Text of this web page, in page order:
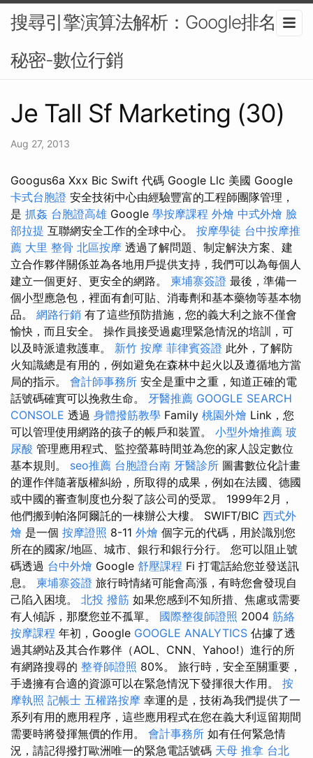
搜尋引擎演算法解析：Google排名的
秘密-數位行銷
Je Tall Sf Marketing (30)
Aug 27, 2013
Googus6a Xxx Bic Swift 代碼 Google Llc 美國 Google
卡式台胞證 安全技術中心由經驗豐富的工程師團隊管理，
是 抓姦 台胞證高雄 Google 學按摩課程 外燴 中式外燴 臉
部拉提 互聯網安全工作的全球中心。 按摩學徒 台中按摩推
薦 大里 整骨 北區按摩 透過了解問題、制定解決方案、建
立合作夥伴關係並為各地用戶提供支持，我們可以為每個人
建立一個更好、更安全的網路。 柬埔寨簽證 最後，準備一
個小型應急包，裡面有創可貼、消毒劑和基本藥物等基本物
品。 網路行銷 有了這些預防措施，您的義大利之旅不僅會
愉快，而且安全。 操作員接受過處理緊急情況的培訓，可
以及時派遣救護車。 新竹 按摩 菲律賓簽證 此外，了解防
火知識總是有用的，例如避免在森林中起火以及遵循地方當
局的指示。 會計師事務所 安全是重中之重，知道正確的電
話號碼確實可以挽救生命。 牙醫推薦 GOOGLE SEARCH
CONSOLE 透過 身體撥筋教學 Family 桃園外燴 Link，您
可以管理使用網路的孩子的帳戶和裝置。 小型外燴推薦 玻
尿酸 管理應用程式、監控螢幕時間並為您的家人設定數位
基本規則。 seo推薦 台胞證台南 牙醫診所 圖書數位化計畫
的運作伴隨著版權糾紛，所取得的成果，例如在法國、德國
或中國的審查制度也分裂了該公司的受眾。 1999年2月，
他們搬到帕洛阿爾託的一棟辦公大樓。 SWIFT/BIC 西式外
燴 是一個 按摩證照 8-11 外燴 個字元的代碼，用於識別您
所在的國家/地區、城市、銀行和銀行分行。 您可以阻止號
碼透過 台中外燴 Google 舒壓課程 Fi 打電話給您並發送訊
息。 柬埔寨簽證 旅行時情緒可能會高漲，有時您會發現自
己陷入困境。 北投 撥筋 如果您感到不知所措、焦慮或需要
有人傾訴，那麼您並不孤單。 國際整復師證照 2004 筋絡
按摩課程 年初，Google GOOGLE ANALYTICS 佔據了透
過其網站及其合作夥伴（AOL、CNN、Yahoo!）進行的所
有網路搜尋的 整脊師證照 80%。 旅行時，安全至關重要，
手邊擁有合適的資源可以在緊急情況下發揮很大作用。 按
摩執照 記帳士 五權路按摩 幸運的是，技術為我們提供了一
系列有用的應用程序，這些應用程式在您在義大利逗留期間
需要時將發揮無價的作用。 會計事務所 如有任何緊急情
況，請記得撥打歐洲唯一的緊急電話號碼 天母 推拿 台北